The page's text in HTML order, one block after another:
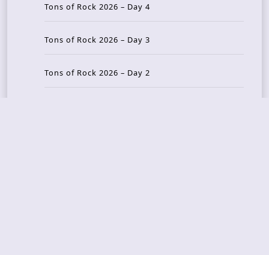
Tons of Rock 2026 – Day 4
Tons of Rock 2026 – Day 3
Tons of Rock 2026 – Day 2